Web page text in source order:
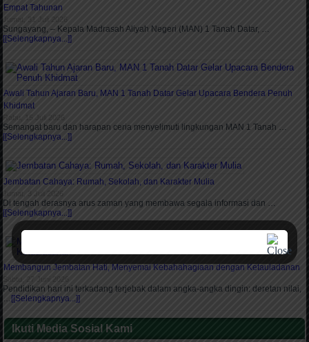
Empat Tahunan
Jumat, 31 Juli 2026
Sungayang, – Kepala Madrasah Aliyah Negeri (MAN) 1 Tanah Datar, …
[[Selengkapnya...]]
Awali Tahun Ajaran Baru, MAN 1 Tanah Datar Gelar Upacara Bendera Penuh
Khidmat
Rabu, 15 Juli 2026
Semangat baru dan harapan ceria menyelimuti lingkungan MAN 1 Tanah …
[[Selengkapnya...]]
Jembatan Cahaya: Rumah, Sekolah, dan Karakter Mulia
Jumat, 3 Juli 2026
Di tengah derasnya arus zaman yang membawa segala informasi dan …
[[Selengkapnya...]]
Membangun Jembatan Hati, Menyemai Kebahahagiaan dengan Ketauladanan
Sabtu, 27 Juni 2026
Pendidikan hari ini terkadang terjebak dalam angka-angka dingin: deretan nilai,
… [[Selengkapnya...]]
Ikuti Media Sosial Kami